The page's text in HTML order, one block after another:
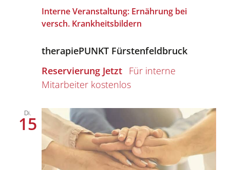
Interne Veranstaltung: Ernährung bei
versch. Krankheitsbildern
therapiePUNKT Fürstenfeldbruck
Reservierung Jetzt
kostenlos
Di.
15